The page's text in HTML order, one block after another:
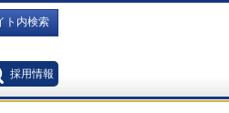
ト内検索
採用情報